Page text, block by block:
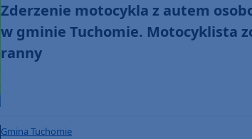
Zderzenie motocykla z autem
w gminie Tuchomie. Motocyklista
ranny
Gmina Tuchomie